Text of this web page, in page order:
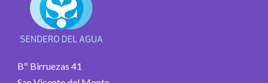
Bº Birruezas 41